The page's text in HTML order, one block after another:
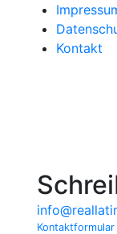
Kontakt